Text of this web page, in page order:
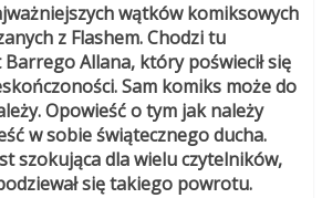
wątków komiksowych
z Flashem. Chodzi tu
Allana, który poświecił się
Sam komiks może do
Opowieść o tym jak należy
w sobie świątecznego ducha.
szokująca dla wielu czytelników,
się takiego powrotu.